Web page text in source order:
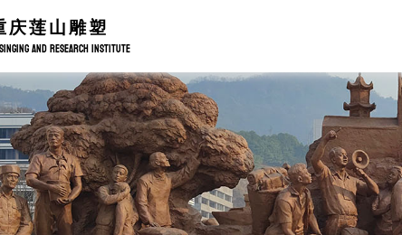
庆莲山雕塑
AND RESEARCH INSTITUTE